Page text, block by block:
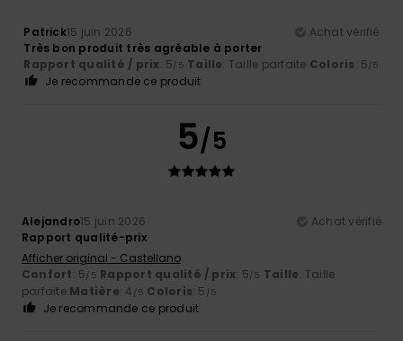
Patrick15 juin 2026
Achat vérifié
Très bon produit très agréable à porter
Rapport qualité / prix: 5/5 Taille: Taille parfaite Coloris: 5/5
Je recommande ce produit
5/5
Alejandro15 juin 2026
Achat vérifié
Rapport qualité-prix
Afficher original - Castellano
Confort: 5/5 Rapport qualité / prix: 5/5 Taille: Taille
parfaite Matière: 4 /5 Coloris: 5 /5
Je recommande ce produit